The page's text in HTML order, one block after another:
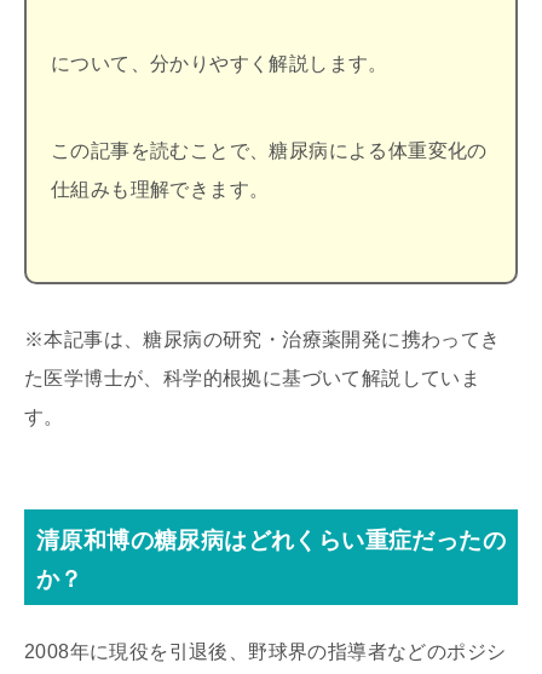
について、分かりやすく解説します。
この記事を読むことで、糖尿病による体重変化の
仕組みも理解できます。
※本記事は、糖尿病の研究・治療薬開発に携わってき
た医学博士が、科学的根拠に基づいて解説していま
す。
清原和博の糖尿病はどれくらい重症だったの
か？
2008年に現役を引退後、野球界の指導者などのポジシ